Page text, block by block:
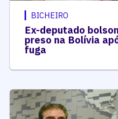
BICHEIRO
Ex-deputado
preso na Bolívia
fuga